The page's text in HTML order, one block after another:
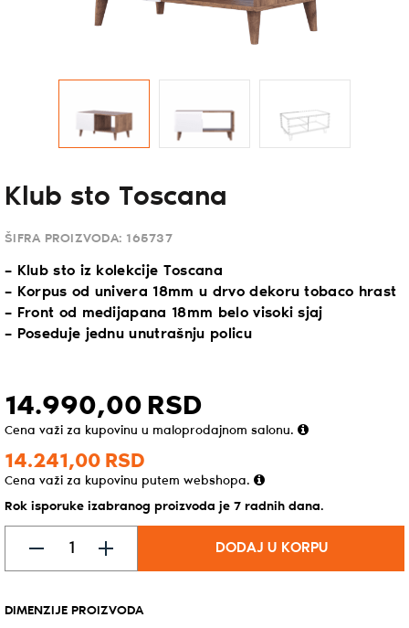
Klub sto Toscana
ŠIFRA PROIZVODA: 165737
– Klub sto iz kolekcije Toscana
– Korpus od univera 18mm u drvo dekoru tobaco hrast
– Front od medijapana 18mm belo visoki sjaj
– Poseduje jednu unutrašnju policu
14.990,00 RSD
Cena važi za kupovinu u maloprodajnom salonu.
14.241,00 RSD
Cena važi za kupovinu putem webshopa.
Rok isporuke izabranog proizvoda je 7 radnih dana.
DODAJ U KORPU
DIMENZIJE PROIZVODA